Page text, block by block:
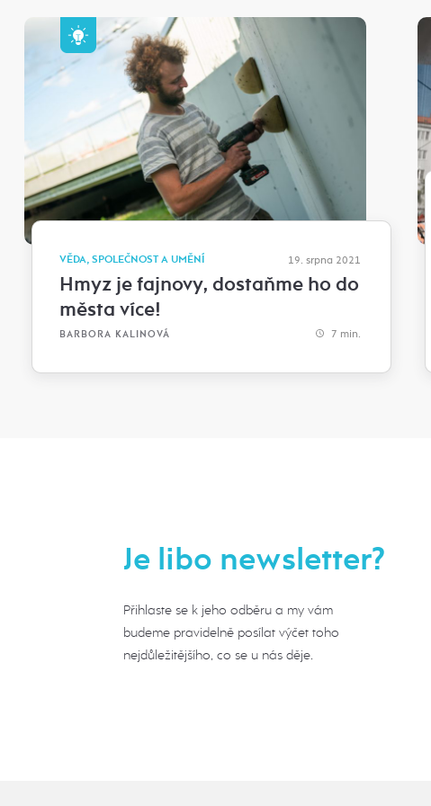
VĚDA, SPOLEČNOST A UMĚNÍ 19. srpna 2021
Hmyz je fajnovy, dostaňme ho do
města více!
BARBORA KALINOVÁ 7 min.
Je libo newsletter?
Přihlaste se k jeho odběru a my vám
budeme pravidelně posílat výčet toho
nejdůležitějšího, co se u nás děje.